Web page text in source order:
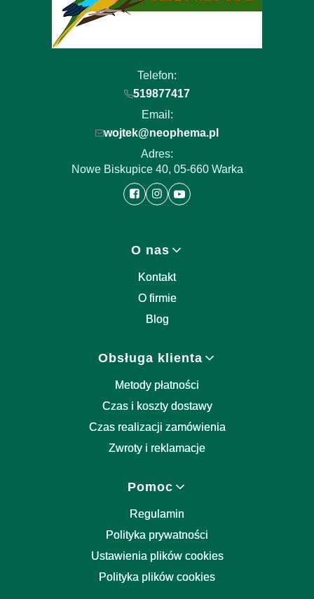
Telefon:
519877417
Email:
wojtek@neophema.pl
Adres:
Nowe Biskupice 40, 05-660 Warka
O nas
Kontakt
O firmie
Blog
Obsługa klienta
Metody płatności
Czas i koszty dostawy
Czas realizacji zamówienia
Zwroty i reklamacje
Pomoc
Regulamin
Polityka prywatności
Ustawienia plików cookies
Polityka plików cookies